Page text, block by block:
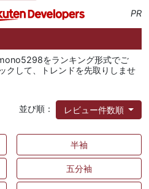
PR
をランキング形式でご
クして、トレンドを先取りしませ
並び順： レビュー件数順
半袖
五分袖